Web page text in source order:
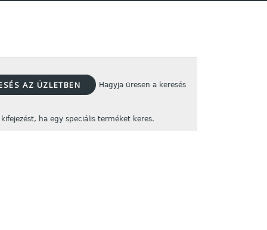
Hagyja üresen a keresés
ha egy speciális terméket keres.